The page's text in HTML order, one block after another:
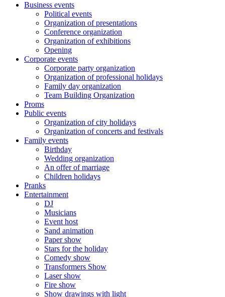
Business events
Political events
Organization of presentations
Conference organization
Organization of exhibitions
Opening
Corporate events
Corporate party organization
Organization of professional holidays
Family day organization
Team Building Organization
Proms
Public events
Organization of city holidays
Organization of concerts and festivals
Family events
Birthday
Wedding organization
An offer of marriage
Children holidays
Pranks
Entertainment
DJ
Musicians
Event host
Sand animation
Paper show
Stars for the holiday
Comedy show
Transformers Show
Laser show
Fire show
Show drawings with light